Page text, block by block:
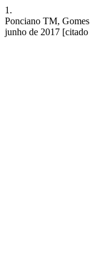
1.
Ponciano TM,
junho de 2017